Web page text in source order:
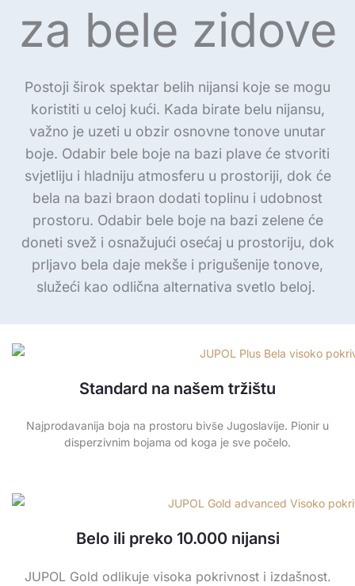
za bele zidove
Postoji širok spektar belih nijansi koje se mogu
koristiti u celoj kući. Kada birate belu nijansu,
važno je uzeti u obzir osnovne tonove unutar
boje. Odabir bele boje na bazi plave će stvoriti
svjetliju i hladniju atmosferu u prostoriji, dok će
bela na bazi braon dodati toplinu i udobnost
prostoru. Odabir bele boje na bazi zelene će
doneti svež i osnažujući osećaj u prostoriju, dok
prljavo bela daje mekše i prigušenije tonove,
služeći kao odlična alternativa svetlo beloj.
Standard na našem tržištu
Najprodavanija boja na prostoru bivše Jugoslavije. Pionir u
disperzivnim bojama od koga je sve počelo.
Belo ili preko 10.000 nijansi
JUPOL Gold odlikuje visoka pokrivnost i izdašnost.